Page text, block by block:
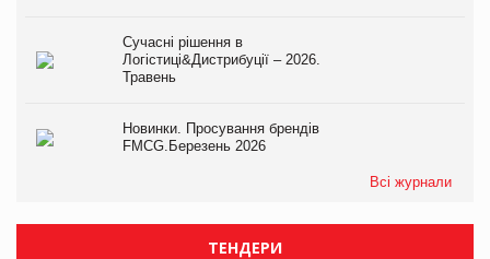
Сучасні рішення в
Логістиці&Дистрибуції – 2026.
Травень
Новинки. Просування брендів
FMCG.Березень 2026
Всі журнали
ТЕНДЕРИ